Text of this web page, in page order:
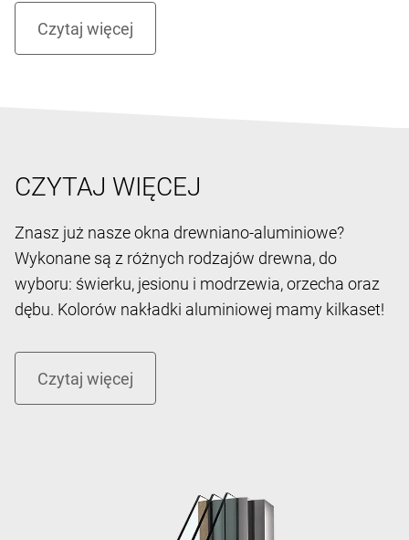
CZYTAJ WIĘCEJ
Znasz już nasze okna drewniano-aluminiowe?
Wykonane są z różnych rodzajów drewna, do
wyboru: świerku, jesionu i modrzewia, orzecha oraz
dębu. Kolorów nakładki aluminiowej mamy kilkaset!